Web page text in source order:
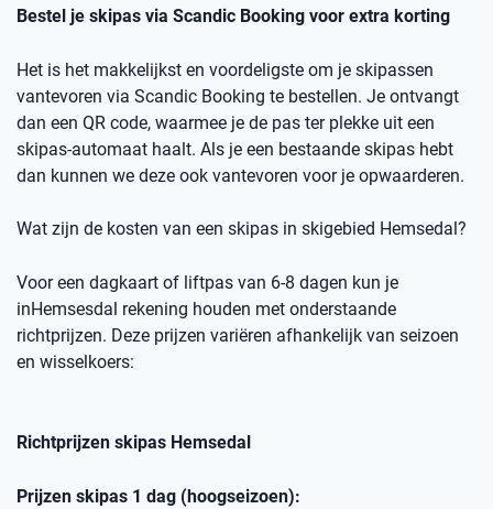
Bestel je skipas via Scandic Booking voor extra korting
Het is het makkelijkst en voordeligste om je skipassen
vantevoren via Scandic Booking te bestellen. Je ontvangt
dan een QR code, waarmee je de pas ter plekke uit een
skipas-automaat haalt. Als je een bestaande skipas hebt
dan kunnen we deze ook vantevoren voor je opwaarderen.
Wat zijn de kosten van een skipas in skigebied Hemsedal ?
Voor een dagkaart of liftpas van 6-8 dagen kun je
inHemsesdal rekening houden met onderstaande
richtprijzen. Deze prijzen variëren afhankelijk van seizoen
en wisselkoers:
Richtprijzen skipas Hemsedal
Prijzen skipas 1 dag (hoogseizoen):